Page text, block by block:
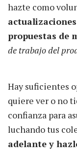
hazte como
propuestas de
de trabajo del
Hay suficientes
quiere ver o no
confianza para
luchando tus
adelante y